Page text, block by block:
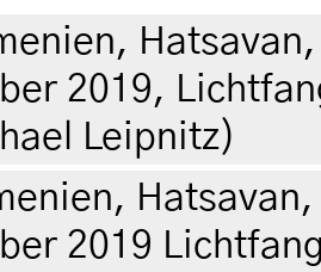
2019,
Leipnitz)
2019